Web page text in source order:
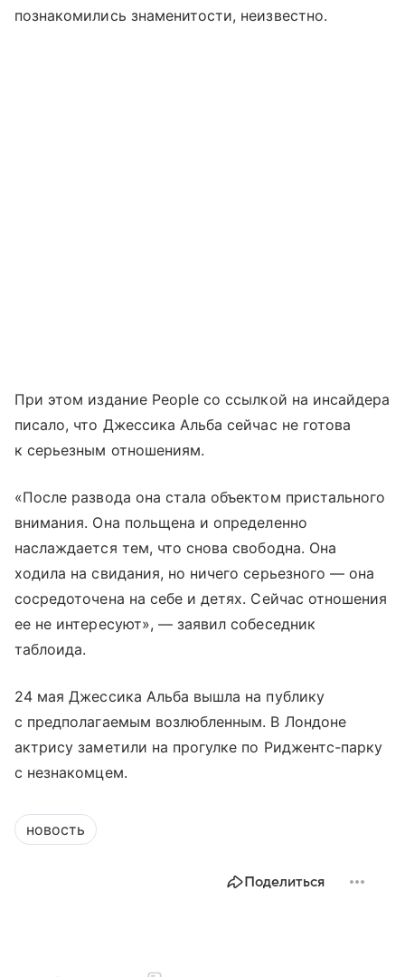
познакомились знаменитости, неизвестно.
При этом издание People со ссылкой на инсайдера
писало, что Джессика Альба сейчас не готова
к серьезным отношениям.
«После развода она стала объектом пристального
внимания. Она польщена и определенно
наслаждается тем, что снова свободна. Она
ходила на свидания, но ничего серьезного — она
сосредоточена на себе и детях. Сейчас отношения
ее не интересуют», — заявил собеседник
таблоида.
24 мая Джессика Альба вышла на публику
с предполагаемым возлюбленным. В Лондоне
актрису заметили на прогулке по Риджентс-парку
с незнакомцем.
новость
Поделиться